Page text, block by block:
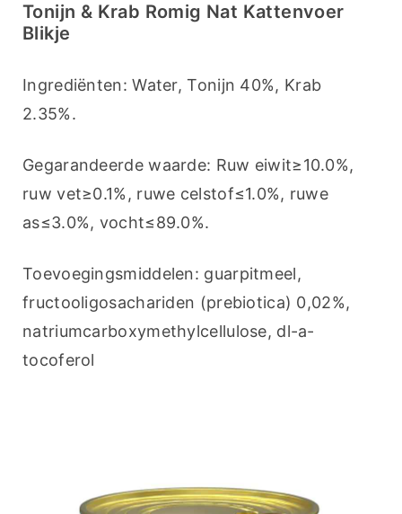
Tonijn & Krab Romig Nat Kattenvoer
Blikje
Ingrediënten: Water, Tonijn 40%, Krab
2.35%.
Gegarandeerde waarde: Ruw eiwit≥10.0%,
ruw vet≥0.1%, ruwe celstof≤1.0%, ruwe
as≤3.0%, vocht≤89.0%.
Toevoegingsmiddelen: guarpitmeel,
fructooligosachariden (prebiotica) 0,02%,
natriumcarboxymethylcellulose, dl-a-
tocoferol